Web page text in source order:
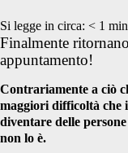
vegano</
Si legge in circa: < 1
Finalmente
appuntamento!
Contrariamente a ciò
maggiori difficoltà che
diventare delle
non lo è.